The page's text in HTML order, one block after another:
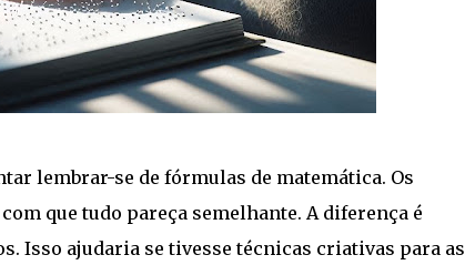
lembrar-se de fórmulas de matemática. Os
que tudo pareça semelhante. A diferença é
Isso ajudaria se tivesse técnicas criativas para as